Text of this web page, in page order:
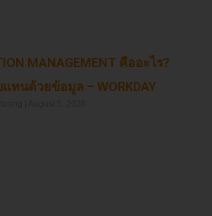
MANAGEMENT คืออะไร?
ทนด้วยข้อมูล – WORKDAY